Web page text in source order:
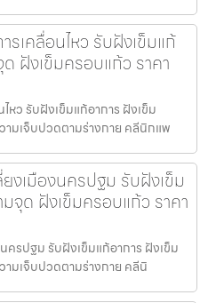
เคลื่อนไหว รับฝังเข็มแก้
ฝังเข็มครอบแก้ว ราคา
ว รับฝังเข็มแก้อาการ ฝังเข็ม
ามเจ็บปวดตามร่างกาย คลีนิกแพ
เมืองนครปฐม รับฝังเข็ม
จุด ฝังเข็มครอบแก้ว ราคา
รปฐม รับฝังเข็มแก้อาการ ฝังเข็ม
ามเจ็บปวดตามร่างกาย คลีนิ